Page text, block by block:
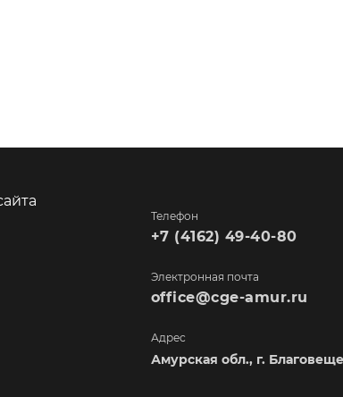
Телефон
+7 (4162) 49-40-80
Электронная почта
office@cge-amur.ru
Адрес
Амурская обл., г.